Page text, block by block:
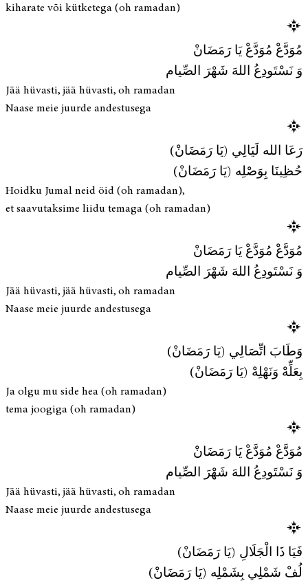
kiharate või kütketega (oh ramadan)
مُوَدَّعْ مُوَدَّعْ يَا رَمَضَانْ
وَ نَسْتَودِعُ اللهَ شَهْرَ الصِّيام
Jää hüvasti, jää hüvasti, oh ramadan
Naase meie juurde andestusega
رَعَا الله لَيَالِي (يَا رَمَضَانْ)
حُظِينَا بِوَصْلِه (يَا رَمَضَانْ)
Hoidku Jumal neid öid (oh ramadan),
et saavutaksime liidu temaga (oh ramadan)
مُوَدَّعْ مُوَدَّعْ يَا رَمَضَانْ
وَ نَسْتَودِعُ اللهَ شَهْرَ الصِّيام
Jää hüvasti, jää hüvasti, oh ramadan
Naase meie juurde andestusega
وَطَابَ اتِّصَالِي (يَا رَمَضَانْ)
بِعَلِّهْ وَنَهْلِهْ (يَا رَمَضَانْ)
Ja olgu mu side hea (oh ramadan)
tema joogiga (oh ramadan)
مُوَدَّعْ مُوَدَّعْ يَا رَمَضَانْ
وَ نَسْتَودِعُ اللهَ شَهْرَ الصِّيام
Jää hüvasti, jää hüvasti, oh ramadan
Naase meie juurde andestusega
فَيَا ذَا الْجَلَالِ (يَا رَمَضَانْ)
لُفْ شَمْلِي بِشَمْلِه (يَا رَمَضَانْ)